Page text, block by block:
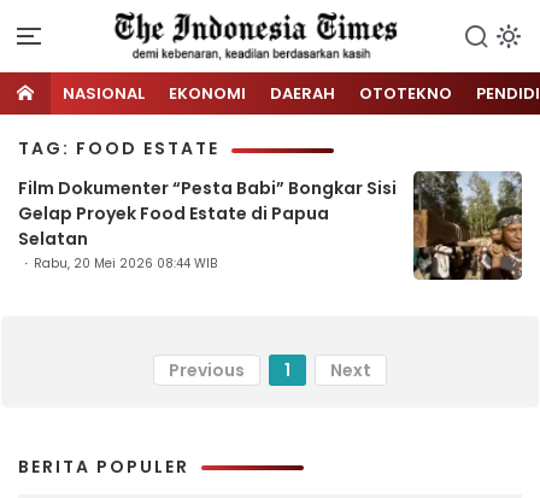
NASIONAL EKONOMI DAERAH OTOTEKNO
TAG: FOOD ESTATE
Film Dokumenter “Pesta Babi” Bongkar Sisi
Gelap Proyek Food Estate di Papua
Selatan
Rabu, 20 Mei 2026 08:44 WIB
Previous 1 Next
BERITA POPULER